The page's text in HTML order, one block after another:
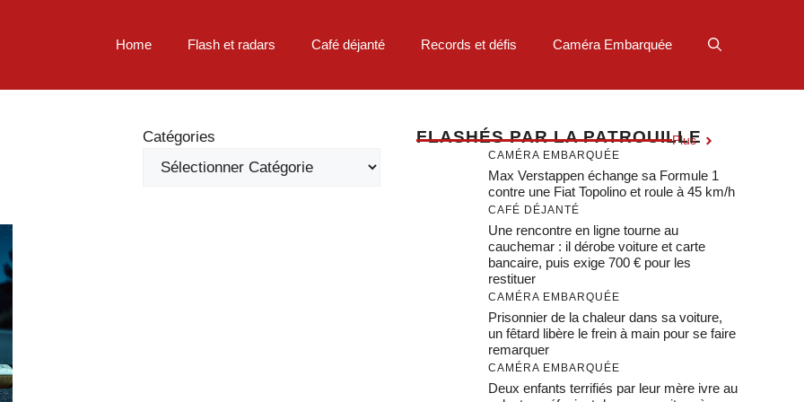
Home Flash et radars Café déjanté Records et défis Caméra Embarquée
Catégories FLASHÉS PAR LA PATROUILLE
Plus
CAMÉRA EMBARQUÉE
Max Verstappen échange sa Formule 1
contre une Fiat Topolino et roule à 45 km/h
CAFÉ DÉJANTÉ
Une rencontre en ligne tourne au
cauchemar : il dérobe voiture et carte
bancaire, puis exige 700 € pour les
restituer
CAMÉRA EMBARQUÉE
Prisonnier de la chaleur dans sa voiture,
un fêtard libère le frein à main pour se faire
remarquer
CAMÉRA EMBARQUÉE
Deux enfants terrifiés par leur mère ivre au